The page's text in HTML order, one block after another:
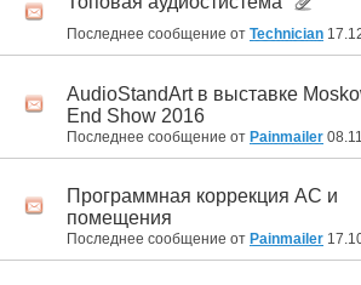
Последнее сообщение от Technician
AudioStandArt в выставке
End Show 2016
Последнее сообщение от Painmailer
Программная коррекция АС и
помещения
Последнее сообщение от Painmailer